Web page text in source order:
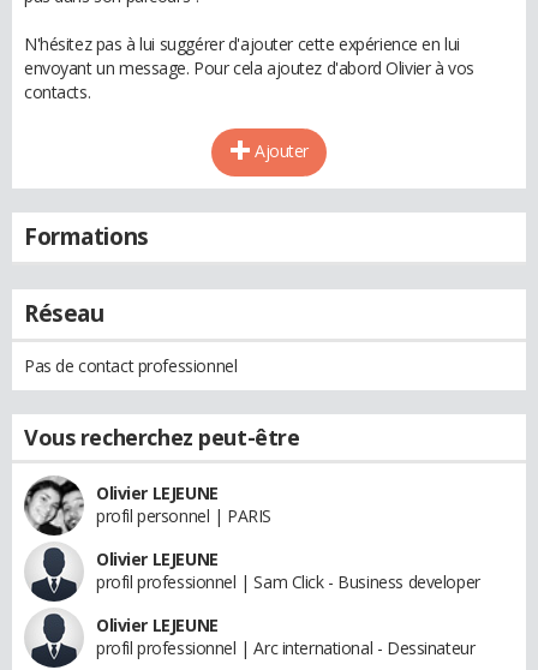
N'hésitez pas à lui suggérer d'ajouter cette expérience en lui
envoyant un message. Pour cela ajoutez d'abord Olivier à vos
contacts.
Ajouter
Formations
Réseau
Pas de contact professionnel
Vous recherchez peut-être
Olivier LEJEUNE
profil personnel | PARIS
Olivier LEJEUNE
profil professionnel | Sam Click - Business developer
Olivier LEJEUNE
profil professionnel | Arc international - Dessinateur